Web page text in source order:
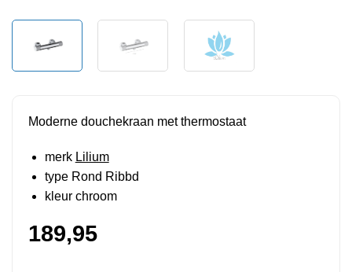
Moderne douchekraan met thermostaat
merk Lilium
type Rond Ribbd
kleur chroom
189,95